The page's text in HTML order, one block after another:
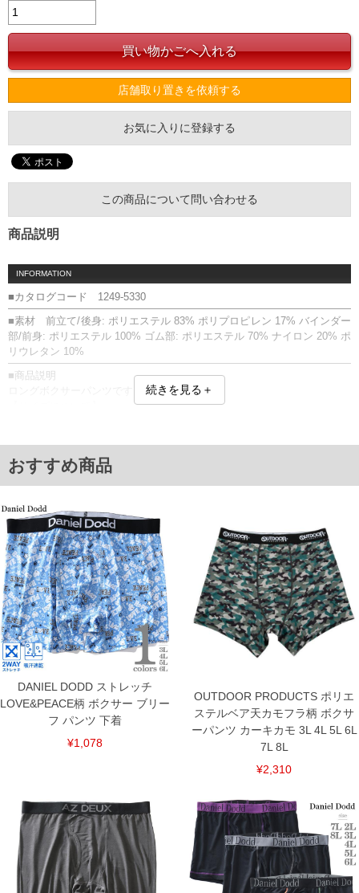
店舗取り置きを依頼する
お気に入りに登録する
この商品について問い合わせる
商品説明
INFORMATION
■カタログコード 1249-5330
■素材 前立て/後身: ポリエステル 83% ポリプロピレン 17% バインダー
部/前身: ポリエステル 100% ゴム部: ポリエステル 70% ナイロン 20% ポ
リウレタン 10%
■商品説明
【返品交換について】 開封前なら返品交換できます。
サイズ/ウエスト(適応)/股下/総丈
3L/95～110/23/52
4L/105～120/24/54.5
5L/115～130/25/57
6L/125～140/26/59.5
7L/135～150/27/62
8L/145～160/28/64.5
単位はcm
※【返品交換について】
返品交換希望の方は、商品到着後1週間以内にご連絡ください。
下着(肌着)やワイシャツは商品の性質上、返品交換不可とさせて頂いております。予め
※【ボトムの裾上げをご希望の場合】
裾上げ料金は500円+税となります。
備考欄に股下●cmとご記入下さい。（裾上げ無料対象商品は1本につき税込6,000円以
上の品が対象。1本5,999円以下の商品は有料（500円+税）となります。）
出荷まで約1週間～20日間程お時間を頂く場合がございます。
一部、お直しに対応出来ない商品がございます。(例：裾にファスナーや調節ひもが付
※商品によって若干のサイズの誤差がございます。また、お客様がご使用の環境（コ
ンピュータ画面）によって、商品の色味が若干異なる場合がございます。予めご了承
ください。
※当店での掲載商品は、実店鋪と在庫を共用しておりますので店頭での売り違い、店
舗からのお取り寄せ等により、お客様にご迷惑をお掛けしてしまう場合がございま
す。そのようなことがない様最大限に努めておりますが、もしあった場合速やかにご
連絡させて頂きますので予めご了承ください。
続きを見る＋
おすすめ商品
DANIEL DODD ストレッチ
LOVE&PEACE柄 ボクサー ブリー
フ パンツ 下着
¥1,078
OUTDOOR PRODUCTS ポリエ
ステルベア天カモフラ柄 ボクサ
ーパンツ カーキカモ 3L 4L 5L 6L
7L 8L
¥2,310